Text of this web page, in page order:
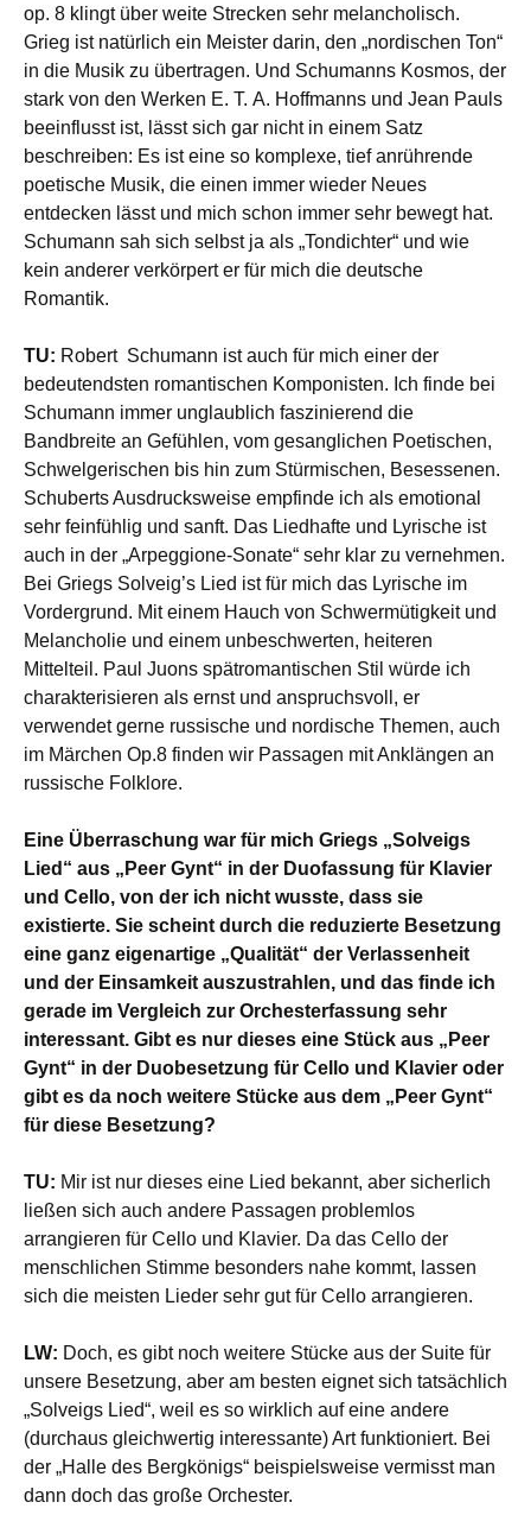
op. 8 klingt über weite Strecken sehr melancholisch.
Grieg ist natürlich ein Meister darin, den „nordischen Ton“
in die Musik zu übertragen. Und Schumanns Kosmos, der
stark von den Werken E. T. A. Hoffmanns und Jean Pauls
beeinflusst ist, lässt sich gar nicht in einem Satz
beschreiben: Es ist eine so komplexe, tief anrührende
poetische Musik, die einen immer wieder Neues
entdecken lässt und mich schon immer sehr bewegt hat.
Schumann sah sich selbst ja als „Tondichter“ und wie
kein anderer verkörpert er für mich die deutsche
Romantik.
TU: Robert Schumann ist auch für mich einer der
bedeutendsten romantischen Komponisten. Ich finde bei
Schumann immer unglaublich faszinierend die
Bandbreite an Gefühlen, vom gesanglichen Poetischen,
Schwelgerischen bis hin zum Stürmischen, Besessenen.
Schuberts Ausdrucksweise empfinde ich als emotional
sehr feinfühlig und sanft. Das Liedhafte und Lyrische ist
auch in der „Arpeggione-Sonate“ sehr klar zu vernehmen.
Bei Griegs Solveig’s Lied ist für mich das Lyrische im
Vordergrund. Mit einem Hauch von Schwermütigkeit und
Melancholie und einem unbeschwerten, heiteren
Mittelteil. Paul Juons spätromantischen Stil würde ich
charakterisieren als ernst und anspruchsvoll, er
verwendet gerne russische und nordische Themen, auch
im Märchen Op.8 finden wir Passagen mit Anklängen an
russische Folklore.
Eine Überraschung war für mich Griegs „Solveigs
Lied“ aus „Peer Gynt“ in der Duofassung für Klavier
und Cello, von der ich nicht wusste, dass sie
existierte. Sie scheint durch die reduzierte Besetzung
eine ganz eigenartige „Qualität“ der Verlassenheit
und der Einsamkeit auszustrahlen, und das finde ich
gerade im Vergleich zur Orchesterfassung sehr
interessant. Gibt es nur dieses eine Stück aus „Peer
Gynt“ in der Duobesetzung für Cello und Klavier oder
gibt es da noch weitere Stücke aus dem „Peer Gynt“
für diese Besetzung?
TU: Mir ist nur dieses eine Lied bekannt, aber sicherlich
ließen sich auch andere Passagen problemlos
arrangieren für Cello und Klavier. Da das Cello der
menschlichen Stimme besonders nahe kommt, lassen
sich die meisten Lieder sehr gut für Cello arrangieren.
LW: Doch, es gibt noch weitere Stücke aus der Suite für
unsere Besetzung, aber am besten eignet sich tatsächlich
„Solveigs Lied“, weil es so wirklich auf eine andere
(durchaus gleichwertig interessante) Art funktioniert. Bei
der „Halle des Bergkönigs“ beispielsweise vermisst man
dann doch das große Orchester.